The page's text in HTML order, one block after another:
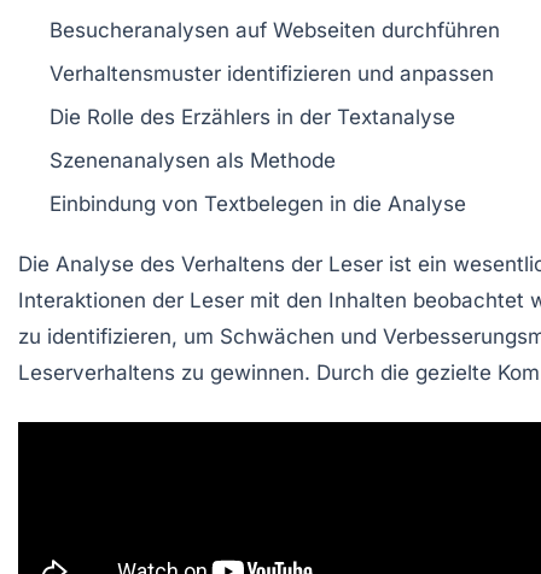
Besucheranalysen auf Webseiten durchführen
Verhaltensmuster identifizieren und anpassen
Die Rolle des Erzählers in der Textanalyse
Szenenanalysen als Methode
Einbindung von Textbelegen in die Analyse
Die Analyse des Verhaltens der Leser ist ein
Interaktionen der Leser mit den Inhalten beobachtet
zu identifizieren, um Schwächen und
Leserverhaltens zu gewinnen. Durch die gezielte